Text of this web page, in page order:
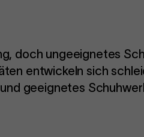
doch ungeeignetes
entwickeln sich
geeignetes